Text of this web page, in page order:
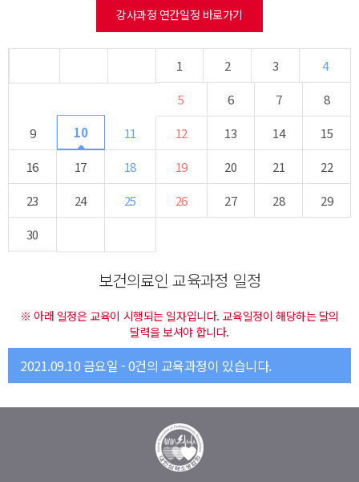
강사과정 연간일정 바로가기
1 2 3
4
5
6 7
8
9
10 11 12 13 14
15
16
17 18 19 20 21
22
23
24 25 26 27 28
29
30
보건의료인 교육과정 일정
※ 아래 일정은 교육이 시행되는 일자입니다. 교육일정이 해당하는 달의
달력을 보셔야 합니다.
2021.09.10 금요일 - 0건의 교육과정이 있습니다.